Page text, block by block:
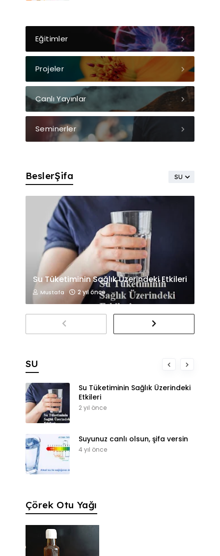
Eğitimler
Projeler
Canlı Yayınlar
Seminerler
SU
BeslerŞifa
Su Tüketiminin Sağlık Üzerindeki Etkileri
Mustafa 2 yıl önce
SU
Su Tüketiminin Sağlık Üzerindeki
Etkileri
2 yıl önce
Suyunuz canlı olsun, şifa versin
4 yıl önce
Çörek Otu Yağı